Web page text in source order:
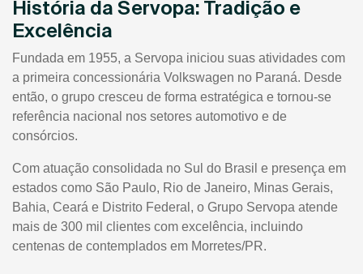
História da Servopa: Tradição e
Excelência
Fundada em 1955, a Servopa iniciou suas atividades com
a primeira concessionária Volkswagen no Paraná. Desde
então, o grupo cresceu de forma estratégica e tornou-se
referência nacional nos setores automotivo e de
consórcios.
Com atuação consolidada no Sul do Brasil e presença em
estados como São Paulo, Rio de Janeiro, Minas Gerais,
Bahia, Ceará e Distrito Federal, o Grupo Servopa atende
mais de 300 mil clientes com excelência, incluindo
centenas de contemplados em Morretes/PR.